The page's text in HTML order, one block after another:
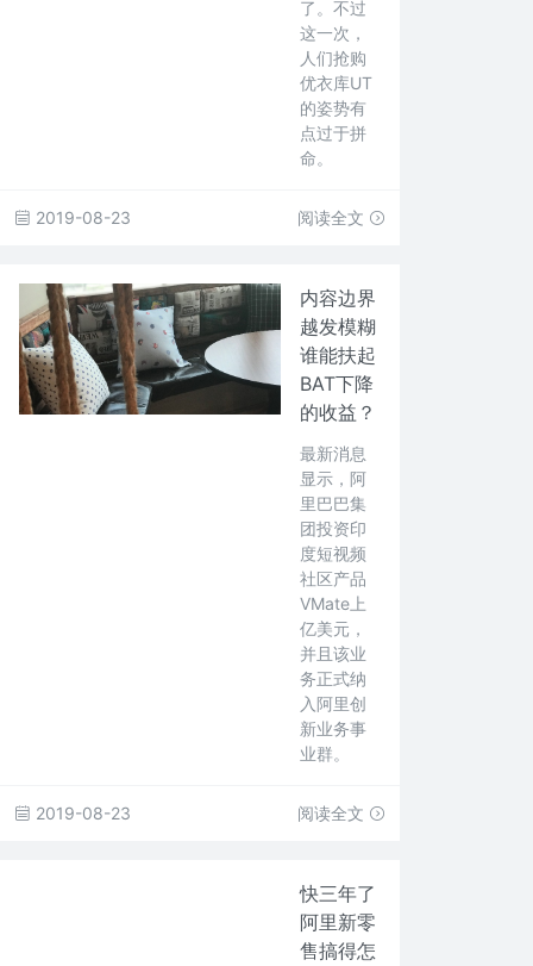
了。不过
这一次，
人们抢购
优衣库UT
的姿势有
点过于拼
命。
2019-08-23 阅读全文
内容边界
越发模糊
谁能扶起
BAT下降
的收益？
最新消息
显示，阿
里巴巴集
团投资印
度短视频
社区产品
VMate上
亿美元，
并且该业
务正式纳
入阿里创
新业务事
业群。
2019-08-23 阅读全文
快三年了
阿里新零
售搞得怎